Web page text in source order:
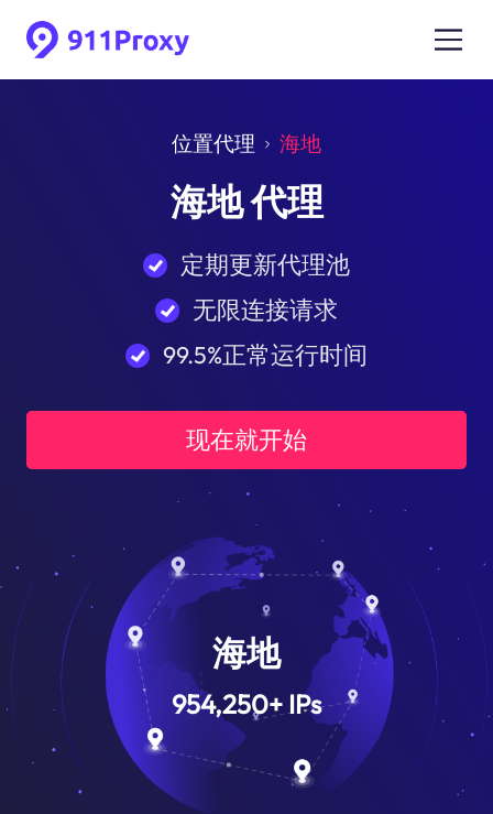
位置代理 海地
海地 代理
定期更新代理池
无限连接请求
99.5%正常运行时间
现在就开始
海地
954,250+ IPs